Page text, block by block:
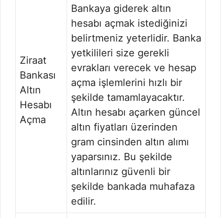
Ziraat
Bankası
Altın
Hesabı
Açma
Bankaya giderek altın
hesabı açmak istediğinizi
belirtmeniz yeterlidir. Banka
yetkilileri size gerekli
evrakları verecek ve hesap
açma işlemlerini hızlı bir
şekilde tamamlayacaktır.
Altın hesabı açarken güncel
altın fiyatları üzerinden
gram cinsinden altın alımı
yaparsınız. Bu şekilde
altınlarınız güvenli bir
şekilde bankada muhafaza
edilir.